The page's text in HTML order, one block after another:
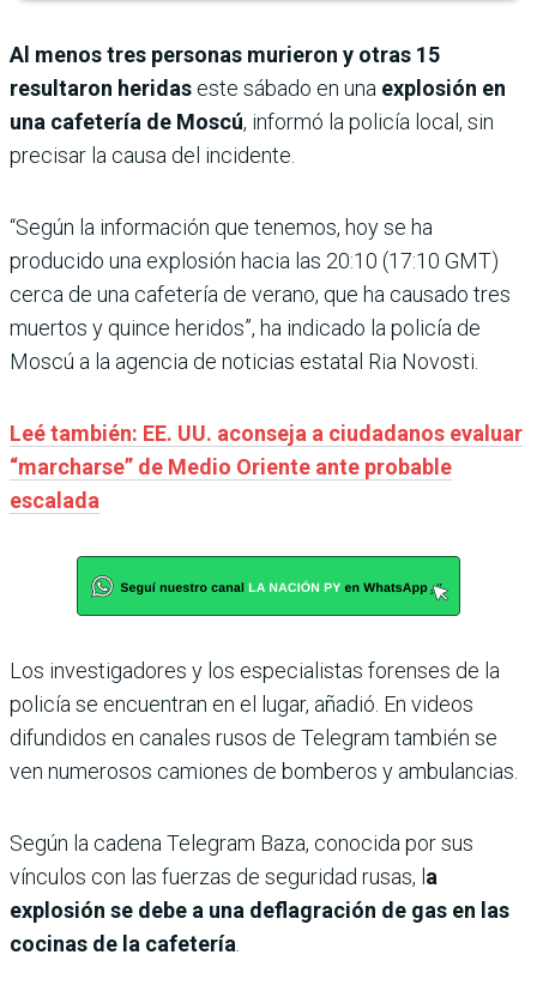
Al menos tres personas murieron y otras 15
resultaron heridas este sábado en una explosión en
una cafetería de Moscú, informó la policía local, sin
precisar la causa del incidente.
“Según la información que tenemos, hoy se ha
producido una explosión hacia las 20:10 (17:10 GMT)
cerca de una cafetería de verano, que ha causado tres
muertos y quince heridos”, ha indicado la policía de
Moscú a la agencia de noticias estatal Ria Novosti.
Leé también: EE. UU. aconseja a ciudadanos evaluar
“marcharse” de Medio Oriente ante probable
escalada
Los investigadores y los especialistas forenses de la
policía se encuentran en el lugar, añadió. En videos
difundidos en canales rusos de Telegram también se
ven numerosos camiones de bomberos y ambulancias.
Según la cadena Telegram Baza, conocida por sus
vínculos con las fuerzas de seguridad rusas, l a
explosión se debe a una deflagración de gas en las
cocinas de la cafetería.